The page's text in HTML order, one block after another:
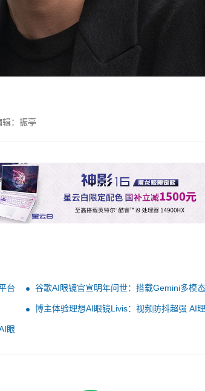
辑：振亭
台 谷歌AI眼镜官宣明年问世：搭载Gemini多模
博主体验理想AI眼镜Livis：视频防抖超强 AI
眼